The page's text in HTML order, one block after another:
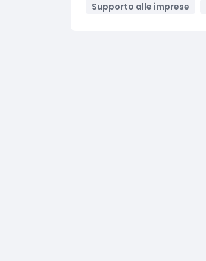
Supporto alle imprese